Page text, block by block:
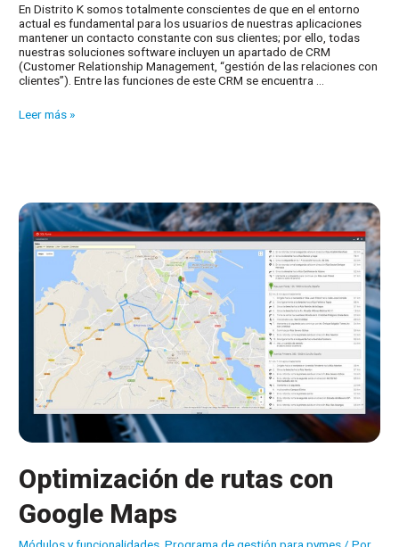
En Distrito K somos totalmente conscientes de que en el entorno
actual es fundamental para los usuarios de nuestras aplicaciones
mantener un contacto constante con sus clientes; por ello, todas
nuestras soluciones software incluyen un apartado de CRM
(Customer Relationship Management, “gestión de las relaciones con
clientes”). Entre las funciones de este CRM se encuentra …
Envío
Leer más »
Optimización de rutas con
Google Maps